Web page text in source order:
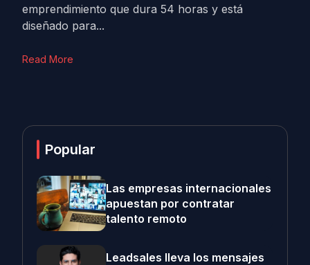
emprendimiento que dura 54 horas y está
diseñado para...
Read More
Popular
Las empresas internacionales
apuestan por contratar
talento remoto
Leadsales lleva los mensajes